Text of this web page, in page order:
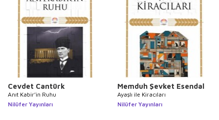
Cevdet Cantürk
Anıt Kabir’in Ruhu
Nilüfer Yayınları
Memduh Şevket Esendal
Ayaşlı ile Kiracıları
Nilüfer Yayınları